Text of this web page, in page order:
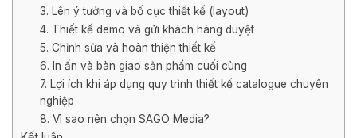
3. Lên ý tưởng và bố cục thiết kế (layout)
4. Thiết kế demo và gửi khách hàng duyệt
5. Chỉnh sửa và hoàn thiện thiết kế
6. In ấn và bàn giao sản phẩm cuối cùng
7. Lợi ích khi áp dụng quy trình thiết kế catalogue chuyên
nghiệp
8. Vì sao nên chọn SAGO Media?